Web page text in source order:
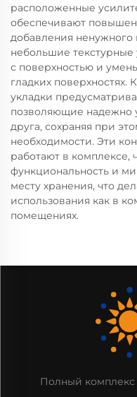
расположенные
обеспечивают
добавления ненужного
небольшие
с поверхностью и
гладких
укладки
позволяющие надежно
друга, сохраняя при
необходимости. Эти
работают в комплексе,
функциональность и
месту хранения, что
использования как в
помещениях.
Полный комплекс